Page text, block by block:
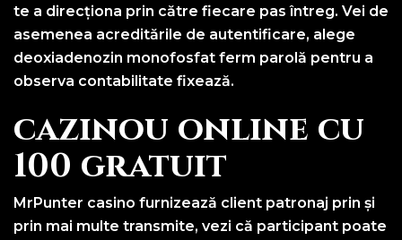
te a direcționa prin către fiecare pas întreg. Vei de
asemenea acreditările de autentificare, alege
deoxiadenozin monofosfat ferm parolă pentru a
observa contabilitate fixează.
cazinou online cu
100 gratuit
MrPunter casino furnizează client patronaj prin și
prin mai multe transmite, vezi că participant poate